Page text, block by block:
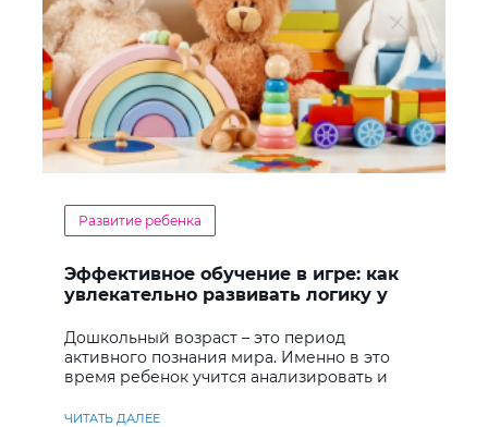
Развитие ребенка
Эффективное обучение в игре: как
увлекательно развивать логику у
Дошкольный возраст – это период
активного познания мира. Именно в это
время ребенок учится анализировать и
ЧИТАТЬ ДАЛЕЕ